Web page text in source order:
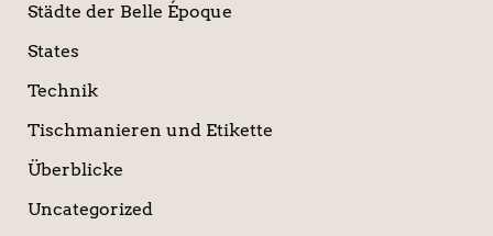
Städte der Belle Époque
States
Technik
Tischmanieren und Etikette
Überblicke
Uncategorized